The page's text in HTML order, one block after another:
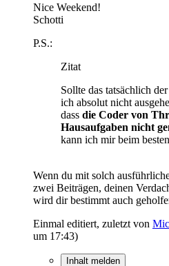
Nice Weekend!
Schotti
P.S.:
Zitat
Sollte das tatsächlich
ich absolut nicht
dass die Coder von
Hausaufgaben nicht
kann ich mir beim
Wenn du mit solch
zwei Beiträgen, deinen
wird dir bestimmt auch
Einmal editiert, zuletzt von
um 17:43)
Inhalt melden